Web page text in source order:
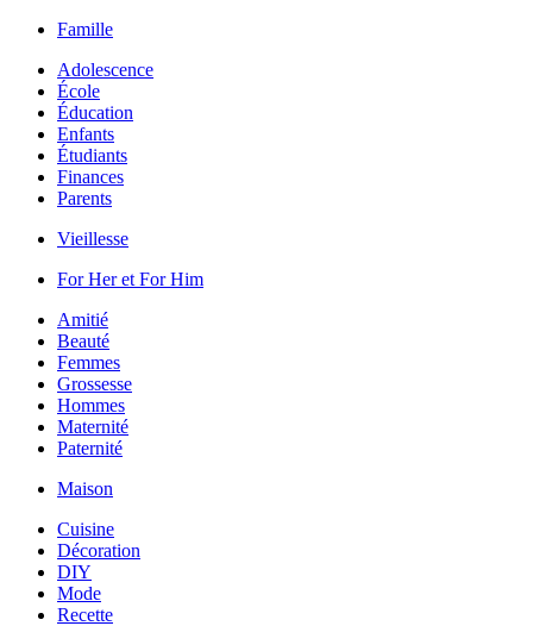
Famille
Adolescence
École
Éducation
Enfants
Étudiants
Finances
Parents
Vieillesse
For Her et For Him
Amitié
Beauté
Femmes
Grossesse
Hommes
Maternité
Paternité
Maison
Cuisine
Décoration
DIY
Mode
Recette